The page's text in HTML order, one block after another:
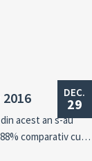
DEC.
29
acest an s-au
comparativ cu…